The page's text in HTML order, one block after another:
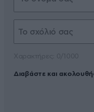
Διαβάστε και